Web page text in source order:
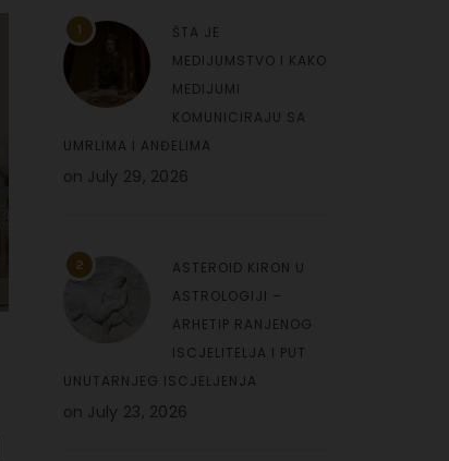
1
ŠTA JE
MEDIJUMSTVO I KAKO
MEDIJUMI
KOMUNICIRAJU SA
UMRLIMA I ANĐELIMA
on July 29, 2026
2
ASTEROID KIRON U
ASTROLOGIJI –
ARHETIP RANJENOG
ISCJELITELJA I PUT
UNUTARNJEG ISCJELJENJA
on July 23, 2026